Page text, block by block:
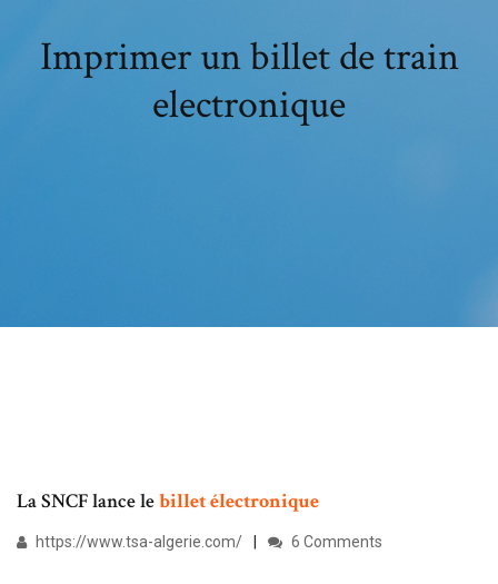
Imprimer un billet de train
electronique
La SNCF lance lebilletélectronique
https://www.tsa-algerie.com/ 6 Comments